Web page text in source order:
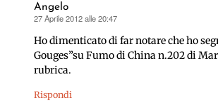
Angelo
ha
detto:
27 Aprile 2012 alle 20:47
Ho dimenticato di far notare che ho
Gouges”su Fumo di China n.202 di
rubrica.
Rispondi